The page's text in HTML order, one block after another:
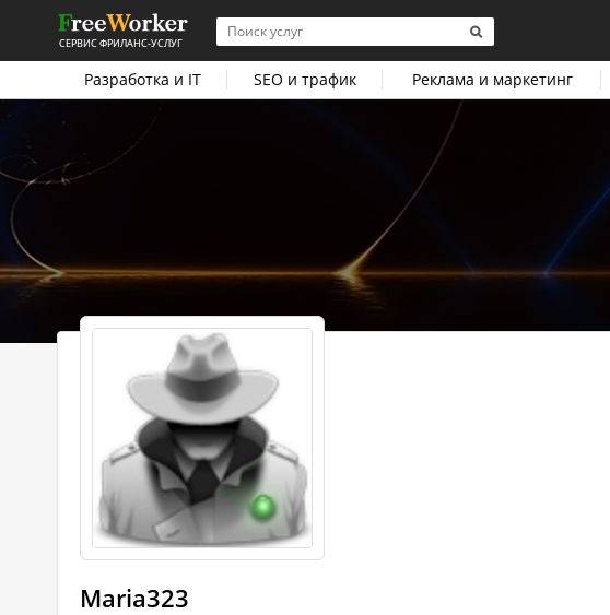
СЕРВИС ФРИЛАНС-УСЛУГ
Разработка и IT SEO и трафик Реклама и маркетинг
Maria323